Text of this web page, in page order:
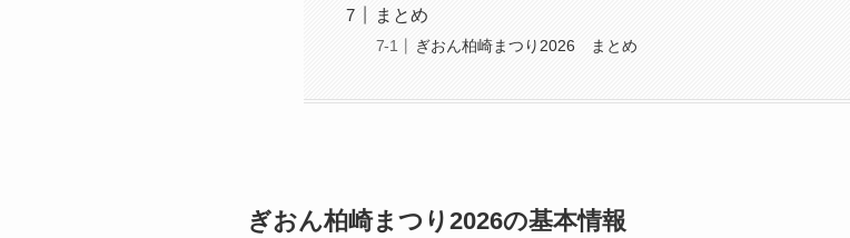
まとめ
ぎおん柏崎まつり2026 まとめ
ぎおん柏崎まつり2026の基本情報